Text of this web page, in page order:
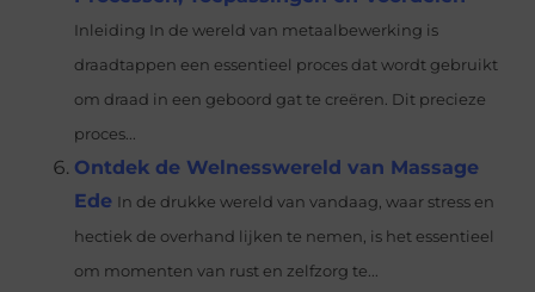
Inleiding In de wereld van metaalbewerking is
draadtappen een essentieel proces dat wordt gebruikt
om draad in een geboord gat te creëren. Dit precieze
proces...
Ontdek de Welnesswereld van Massage
Ede In de drukke wereld van vandaag, waar stress en
hectiek de overhand lijken te nemen, is het essentieel
om momenten van rust en zelfzorg te...